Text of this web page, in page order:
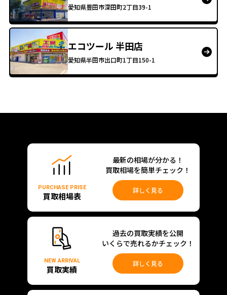
愛知県豊田市深田町2丁目39-1
エコツール 半田店
愛知県半田市出口町1丁目150-1
PURCHASE PRISE
買取相場表
最新の相場が分かる！
買取相場を簡単チェック！
詳しく見る
NEW ARRIVAL
買取実績
過去の買取実績を公開
いくらで売れるかチェック！
詳しく見る